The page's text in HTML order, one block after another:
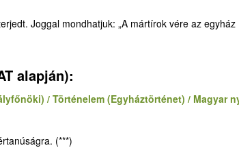
Joggal mondhatjuk: „A mártírok vére az egyház
alapján):
/ Történelem (Egyháztörténet) / Magyar
(***)